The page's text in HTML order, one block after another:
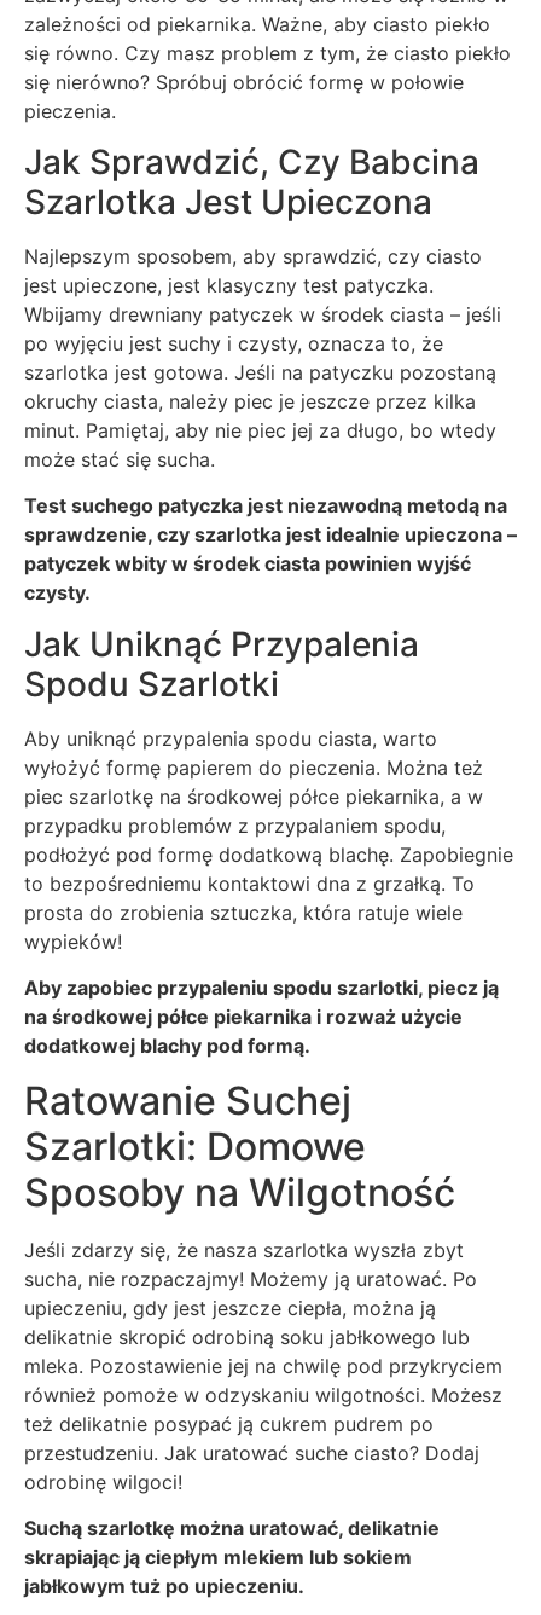
zależności od piekarnika. Ważne, aby ciasto piekło
się równo. Czy masz problem z tym, że ciasto piekło
się nierówno? Spróbuj obrócić formę w połowie
pieczenia.
Jak Sprawdzić, Czy Babcina
Szarlotka Jest Upieczona
Najlepszym sposobem, aby sprawdzić, czy ciasto
jest upieczone, jest klasyczny test patyczka.
Wbijamy drewniany patyczek w środek ciasta – jeśli
po wyjęciu jest suchy i czysty, oznacza to, że
szarlotka jest gotowa. Jeśli na patyczku pozostaną
okruchy ciasta, należy piec je jeszcze przez kilka
minut. Pamiętaj, aby nie piec jej za długo, bo wtedy
może stać się sucha.
Test suchego patyczka jest niezawodną metodą na
sprawdzenie, czy szarlotka jest idealnie upieczona –
patyczek wbity w środek ciasta powinien wyjść
czysty.
Jak Uniknąć Przypalenia
Spodu Szarlotki
Aby uniknąć przypalenia spodu ciasta, warto
wyłożyć formę papierem do pieczenia. Można też
piec szarlotkę na środkowej półce piekarnika, a w
przypadku problemów z przypalaniem spodu,
podłożyć pod formę dodatkową blachę. Zapobiegnie
to bezpośredniemu kontaktowi dna z grzałką. To
prosta do zrobienia sztuczka, która ratuje wiele
wypieków!
Aby zapobiec przypaleniu spodu szarlotki, piecz ją
na środkowej półce piekarnika i rozważ użycie
dodatkowej blachy pod formą.
Ratowanie Suchej
Szarlotki: Domowe
Sposoby na Wilgotność
Jeśli zdarzy się, że nasza szarlotka wyszła zbyt
sucha, nie rozpaczajmy! Możemy ją uratować. Po
upieczeniu, gdy jest jeszcze ciepła, można ją
delikatnie skropić odrobiną soku jabłkowego lub
mleka. Pozostawienie jej na chwilę pod przykryciem
również pomoże w odzyskaniu wilgotności. Możesz
też delikatnie posypać ją cukrem pudrem po
przestudzeniu. Jak uratować suche ciasto? Dodaj
odrobinę wilgoci!
Suchą szarlotkę można uratować, delikatnie
skrapiając ją ciepłym mlekiem lub sokiem
jabłkowym tuż po upieczeniu.